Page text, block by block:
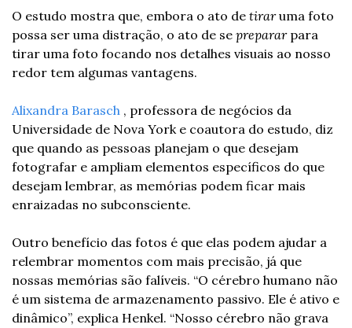
O estudo mostra que, embora o ato de tirar uma foto
possa ser uma distração, o ato de se preparar para
tirar uma foto focando nos detalhes visuais ao nosso
redor tem algumas vantagens.
Alixandra Barasch , professora de negócios da
Universidade de Nova York e coautora do estudo, diz
que quando as pessoas planejam o que desejam
fotografar e ampliam elementos específicos do que
desejam lembrar, as memórias podem ficar mais
enraizadas no subconsciente.
Outro benefício das fotos é que elas podem ajudar a
relembrar momentos com mais precisão, já que
nossas memórias são falíveis. “O cérebro humano não
é um sistema de armazenamento passivo. Ele é ativo e
dinâmico”, explica Henkel. “Nosso cérebro não grava